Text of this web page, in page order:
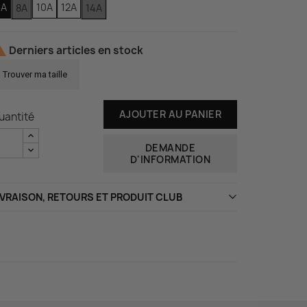
8A 10A 12A 14A
Derniers articles en stock
Trouver ma taille
AJOUTER AU PANIER
DEMANDE
D'INFORMATION
RETOURS ET PRODUIT CLUB